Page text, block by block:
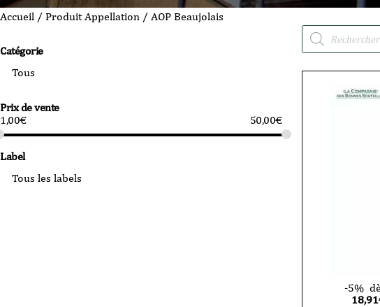
Accueil / Produit Appellation / AOP Beaujolais
Recherche
Catégorie
Prix de vente
1,00€ 50,00€
Label
-5%